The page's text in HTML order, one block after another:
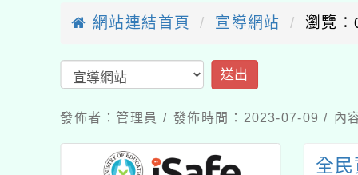
網站連結首頁 宣導網站 瀏覽：
送出
發佈者：管理員 / 發佈時間：2023-07-09 / 內
全